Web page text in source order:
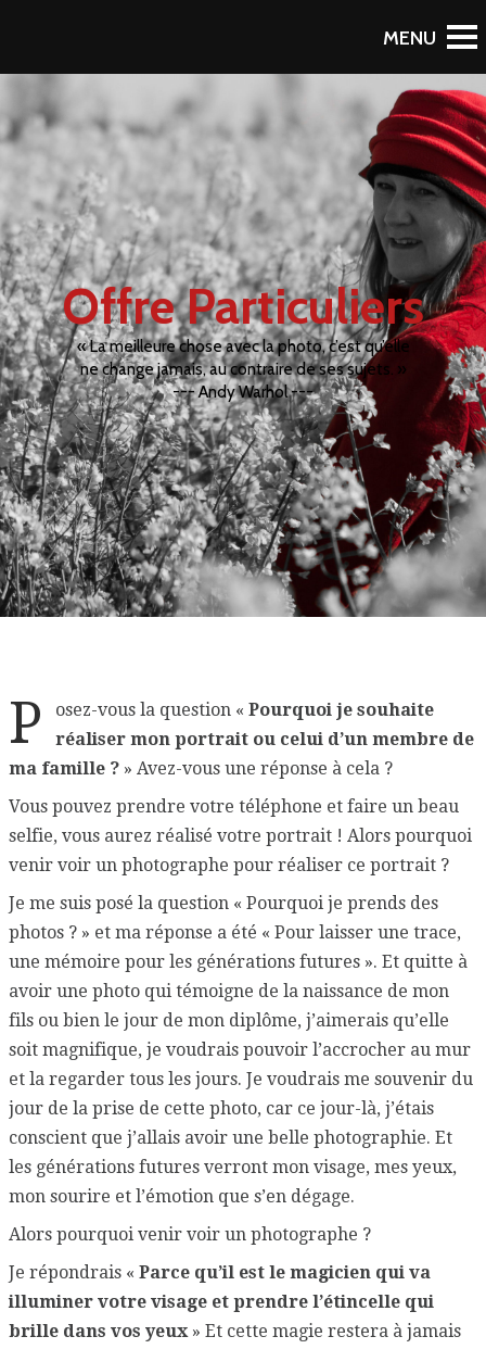
Offre Particuliers
« La meilleure chose avec la photo, c’est qu’elle
ne change jamais, au contraire de ses sujets. »
--- Andy Warhol ---
P osez-vous la question « Pourquoi je souhaite
réaliser mon portrait ou celui d’un membre de
ma famille ? » Avez-vous une réponse à cela ?
Vous pouvez prendre votre téléphone et faire un beau
selfie, vous aurez réalisé votre portrait ! Alors pourquoi
venir voir un photographe pour réaliser ce portrait ?
Je me suis posé la question « Pourquoi je prends des
photos ? » et ma réponse a été « Pour laisser une trace,
une mémoire pour les générations futures ». Et quitte à
avoir une photo qui témoigne de la naissance de mon
fils ou bien le jour de mon diplôme, j’aimerais qu’elle
soit magnifique, je voudrais pouvoir l’accrocher au mur
et la regarder tous les jours. Je voudrais me souvenir du
jour de la prise de cette photo, car ce jour-là, j’étais
conscient que j’allais avoir une belle photographie. Et
les générations futures verront mon visage, mes yeux,
mon sourire et l’émotion que s’en dégage.
Alors pourquoi venir voir un photographe ?
Je répondrais « Parce qu’il est le magicien qui va
illuminer votre visage et prendre l’étincelle qui
brille dans vos yeux » Et cette magie restera à jamais